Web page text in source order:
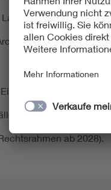
exklusive
nahtlose
als nationale
während der
ab 2028).